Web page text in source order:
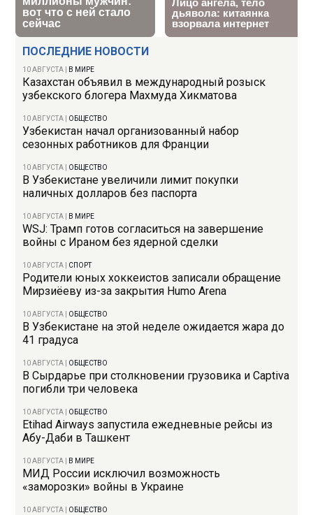
ПОСЛЕДНИЕ НОВОСТИ
10 АВГУСТА В МИРЕ
Казахстан объявил в международный розыск
узбекского блогера Махмуда Хикматова
10 АВГУСТА ОБЩЕСТВО
Узбекистан начал организованный набор
сезонных работников для Франции
10 АВГУСТА ОБЩЕСТВО
В Узбекистане увеличили лимит покупки
наличных долларов без паспорта
10 АВГУСТА В МИРЕ
WSJ: Трамп готов согласиться на завершение
войны с Ираном без ядерной сделки
10 АВГУСТА СПОРТ
Родители юных хоккеистов записали обращение
Мирзиёеву из-за закрытия Humo Arena
10 АВГУСТА ОБЩЕСТВО
В Узбекистане на этой неделе ожидается жара до
41 градуса
10 АВГУСТА ОБЩЕСТВО
В Сырдарье при столкновении грузовика и Captiva
погибли три человека
10 АВГУСТА ОБЩЕСТВО
Etihad Airways запустила ежедневные рейсы из
Абу-Даби в Ташкент
10 АВГУСТА В МИРЕ
МИД России исключил возможность
«заморозки» войны в Украине
10 АВГУСТА ОБЩЕСТВО